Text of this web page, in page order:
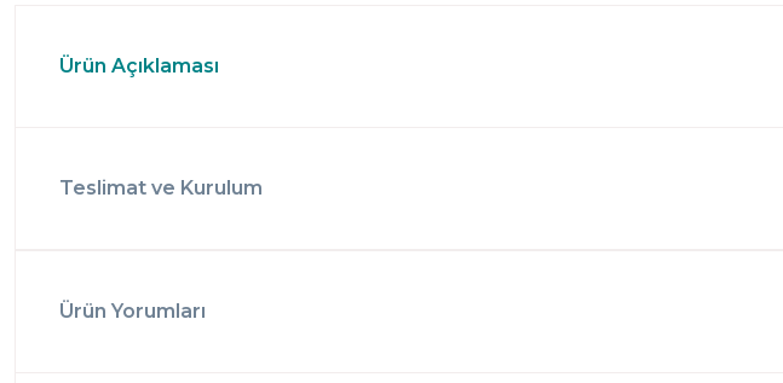
Ürün Açıklaması
Teslimat ve Kurulum
Ürün Yorumları